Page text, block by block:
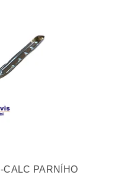
CALC PARNÍHO